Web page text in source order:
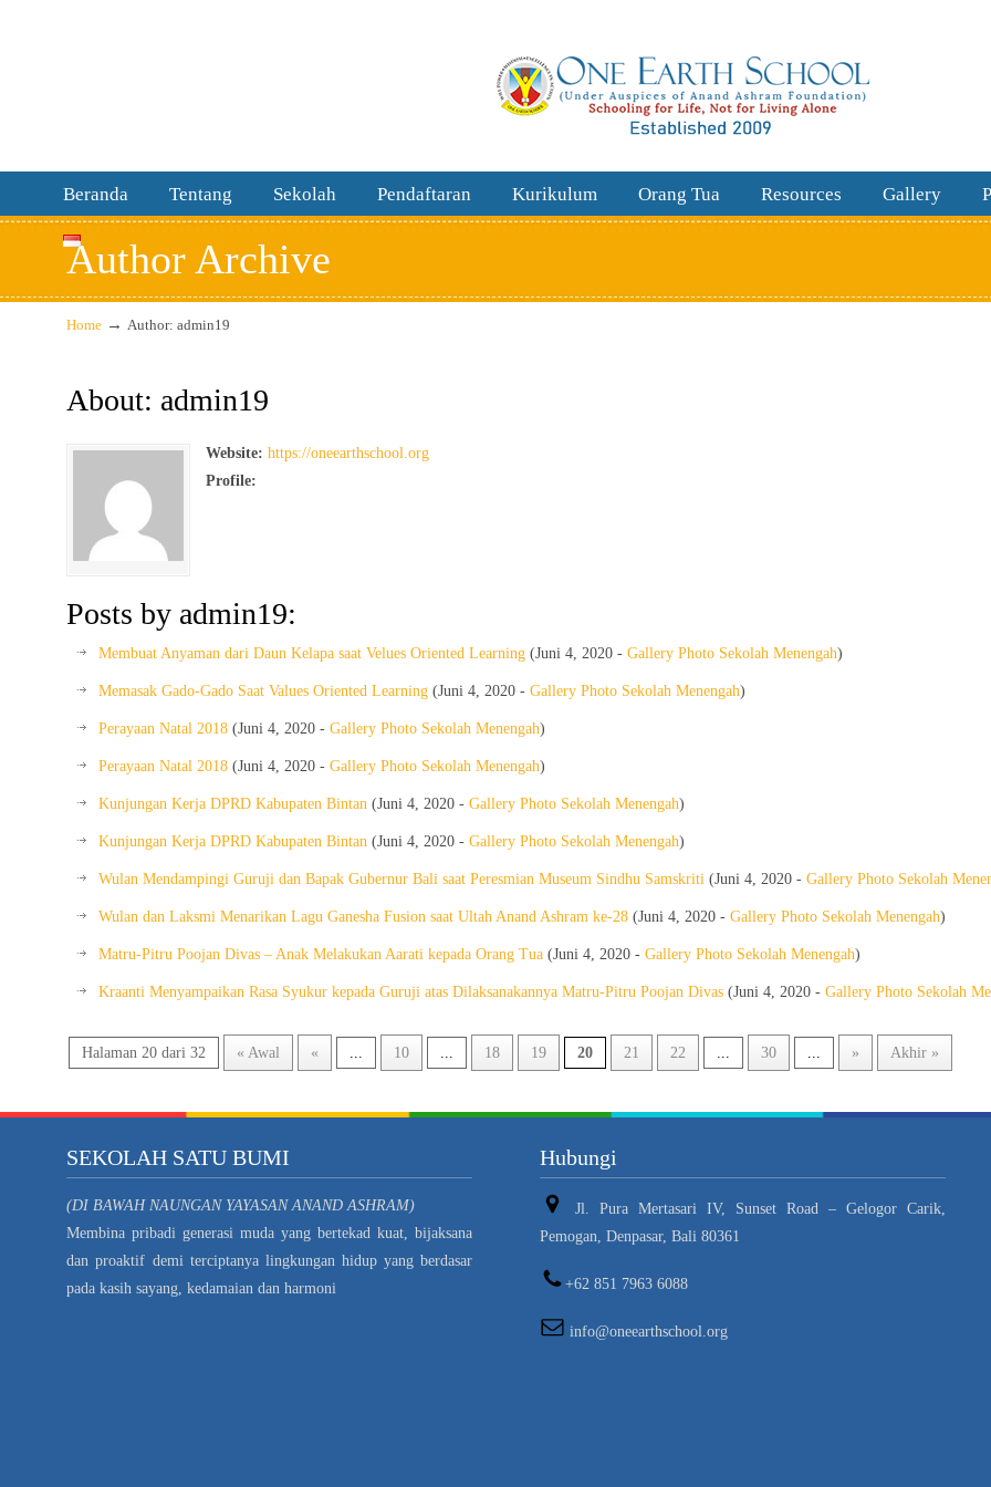
Beranda Tentang Sekolah Pendaftaran Kurikulum Orang Tua Resources Gallery
Author Archive
Home → Author: admin19
About: admin19
Website: https://oneearthschool.org
Profile:
Posts by admin19:
Membuat Anyaman dari Daun Kelapa saat Velues Oriented Learning (Juni 4, 2020 -Gallery Photo Sekolah Menengah)
Memasak Gado-Gado Saat Values Oriented Learning (Juni 4, 2020 -Gallery Photo Sekolah Menengah)
Perayaan Natal 2018 (Juni 4, 2020 -Gallery Photo Sekolah Menengah)
Perayaan Natal 2018 (Juni 4, 2020 -Gallery Photo Sekolah Menengah)
Kunjungan Kerja DPRD Kabupaten Bintan (Juni 4, 2020 -Gallery Photo Sekolah Menengah)
Kunjungan Kerja DPRD Kabupaten Bintan (Juni 4, 2020 -Gallery Photo Sekolah Menengah)
Wulan Mendampingi Guruji dan Bapak Gubernur Bali saat Peresmian Museum Sindhu Samskriti (Juni 4, 2020 -Gallery Photo Sekolah
Wulan dan Laksmi Menarikan Lagu Ganesha Fusion saat Ultah Anand Ashram ke-28 (Juni 4, 2020 -Gallery Photo Sekolah Menengah)
Matru-Pitru Poojan Divas – Anak Melakukan Aarati kepada Orang Tua (Juni 4, 2020 -Gallery Photo Sekolah Menengah)
Kraanti Menyampaikan Rasa Syukur kepada Guruji atas Dilaksanakannya Matru-Pitru Poojan Divas (Juni 4, 2020 -Gallery Photo Sekolah
Halaman 20 dari 32 « Awal « ... 10 ... 18 19 20 21 22 ... 30 ... » Akhir »
SEKOLAH SATU BUMI
(DI BAWAH NAUNGAN YAYASAN ANAND ASHRAM)
Membina pribadi generasi muda yang bertekad kuat, bijaksana
dan proaktif demi terciptanya lingkungan hidup yang berdasar
pada kasih sayang, kedamaian dan harmoni
Hubungi
Jl. Pura Mertasari IV, Sunset Road – Gelogor Carik,
Pemogan, Denpasar, Bali 80361
+62 851 7963 6088
info@oneearthschool.org